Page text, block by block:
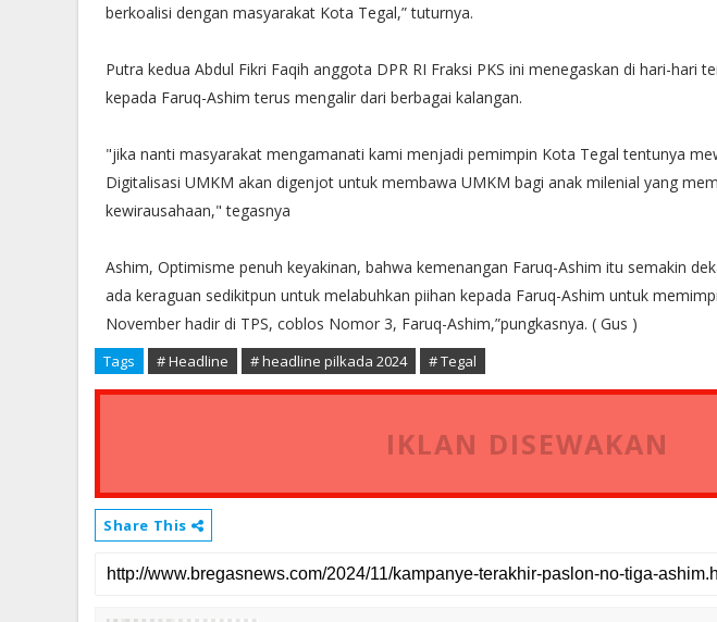
berkoalisi dengan masyarakat Kota Tegal,” tuturnya.
Putra kedua Abdul Fikri Faqih anggota DPR RI Fraksi PKS ini menegaskan di hari-hari
kepada Faruq-Ashim terus mengalir dari berbagai kalangan.
"jika nanti masyarakat mengamanati kami menjadi pemimpin Kota Tegal tentunya
Digitalisasi UMKM akan digenjot untuk membawa UMKM bagi anak milenial yang
kewirausahaan," tegasnya
Ashim, Optimisme penuh keyakinan, bahwa kemenangan Faruq-Ashim itu semakin
ada keraguan sedikitpun untuk melabuhkan piihan kepada Faruq-Ashim untuk
November hadir di TPS, coblos Nomor 3, Faruq-Ashim,”pungkasnya. ( Gus )
Tags # Headline # headline pilkada 2024 # Tegal
IKLAN DISEWAKAN
Share This